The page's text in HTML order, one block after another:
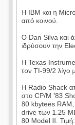
Η IBM και η
από κοινού.
Ο Dan Silva και
ιδρύσουν την
Η Texas
τον TI-99/2 λίγο
Η Radio Shack
στο CP/M '83
80 kbytees
drive των 1.25
80 Model II.